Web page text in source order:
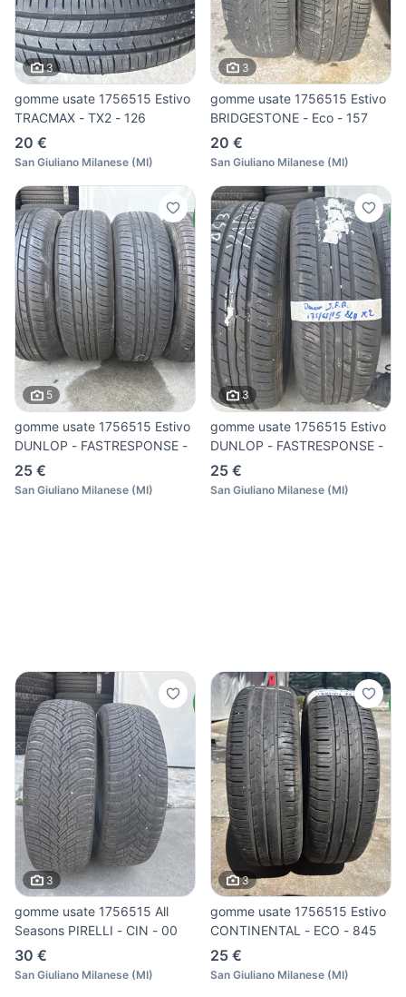
3
gomme usate 1756515 Estivo
TRACMAX - TX2 - 126
20 €
San Giuliano Milanese (MI)
3
gomme usate 1756515 Estivo
BRIDGESTONE - Eco - 157
20 €
San Giuliano Milanese (MI)
5
gomme usate 1756515 Estivo
DUNLOP - FASTRESPONSE -
25 €
San Giuliano Milanese (MI)
3
gomme usate 1756515 Estivo
DUNLOP - FASTRESPONSE -
25 €
San Giuliano Milanese (MI)
3
gomme usate 1756515 All
Seasons PIRELLI - CIN - 00
30 €
San Giuliano Milanese (MI)
3
gomme usate 1756515 Estivo
CONTINENTAL - ECO - 845
25 €
San Giuliano Milanese (MI)